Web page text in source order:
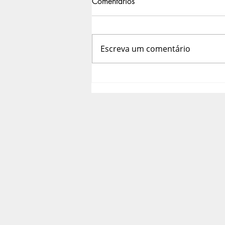
Escreva um comentário